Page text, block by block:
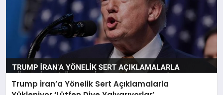
Trump İran’a Yönelik Sert Açıklamalarla